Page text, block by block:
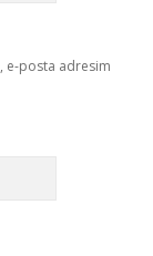
e-posta adresim